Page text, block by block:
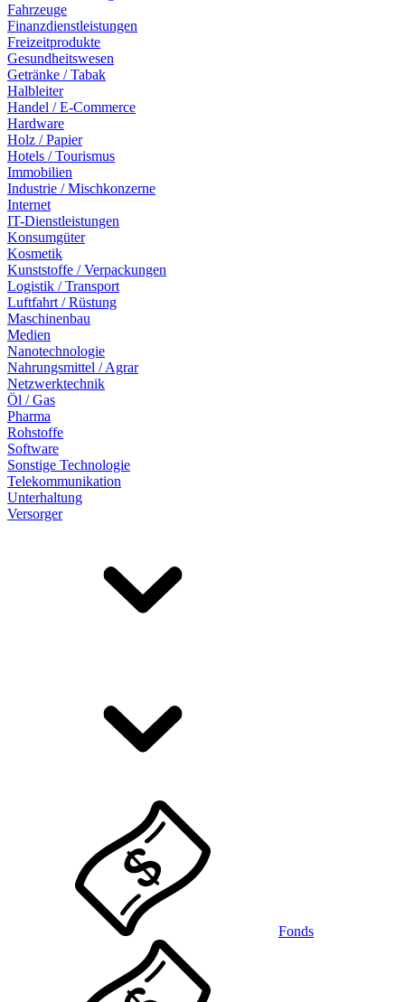
Fahrzeuge
Finanzdienstleistungen
Freizeitprodukte
Gesundheitswesen
Getränke / Tabak
Halbleiter
Handel / E-Commerce
Hardware
Holz / Papier
Hotels / Tourismus
Immobilien
Industrie / Mischkonzerne
Internet
IT-Dienstleistungen
Konsumgüter
Kosmetik
Kunststoffe / Verpackungen
Logistik / Transport
Luftfahrt / Rüstung
Maschinenbau
Medien
Nanotechnologie
Nahrungsmittel / Agrar
Netzwerktechnik
Öl / Gas
Pharma
Rohstoffe
Software
Sonstige Technologie
Telekommunikation
Unterhaltung
Versorger
Fonds